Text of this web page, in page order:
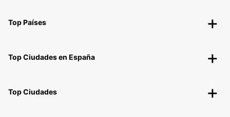
Top Países
Top Ciudades en España
Top Ciudades